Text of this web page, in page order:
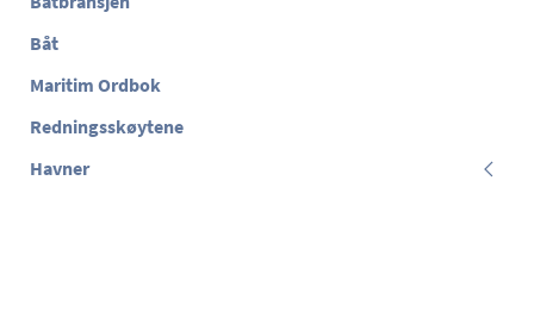
Båt
Maritim Ordbok
Redningsskøytene
Havner